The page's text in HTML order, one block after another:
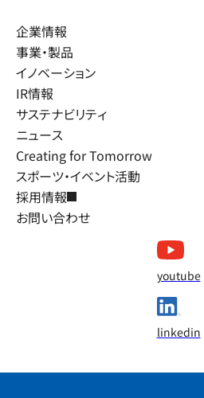
企業情報
事業・製品
イノベーション
IR情報
サステナビリティ
ニュース
Creating for Tomorrow
スポーツ・イベント活動
採用情報
お問い合わせ
youtube
linkedin